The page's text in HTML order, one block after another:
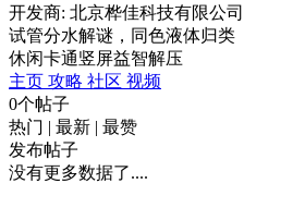
开发商: 北京桦佳科技有限公司
试管分水解谜，同色液体归类
休闲卡通竖屏益智解压
主页 攻略 社区 视频
0个帖子
热门 | 最新 | 最赞
发布帖子
没有更多数据了....